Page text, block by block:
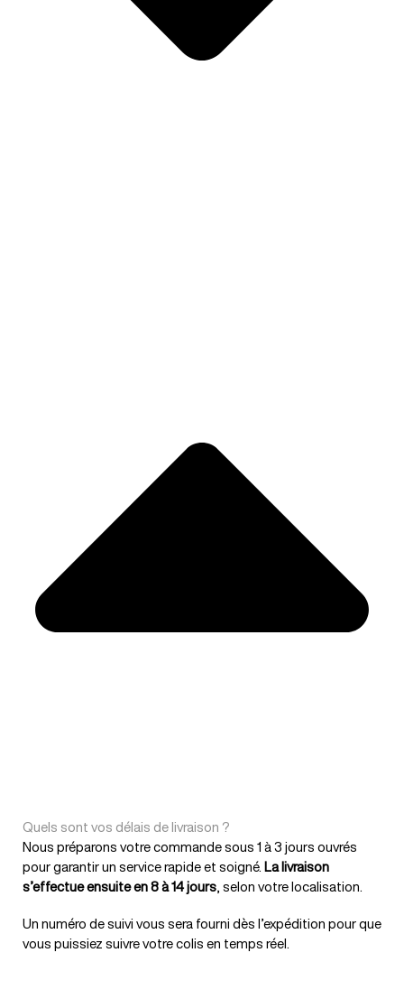
Quels sont vos délais de livraison ?
Nous préparons votre commande sous 1 à 3 jours ouvrés
pour garantir un service rapide et soigné.La livraison
s’effectue ensuite en 8 à 14 jours, selon votre localisation.
Un numéro de suivi vous sera fourni dès l’expédition pour que
vous puissiez suivre votre colis en temps réel.